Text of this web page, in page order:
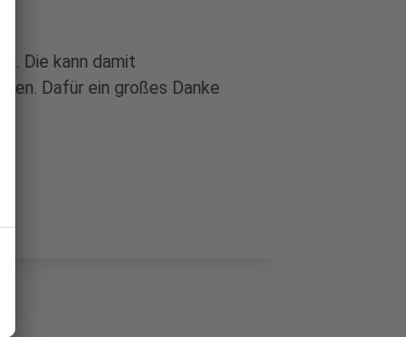
Die kann damit
Dafür ein großes Danke